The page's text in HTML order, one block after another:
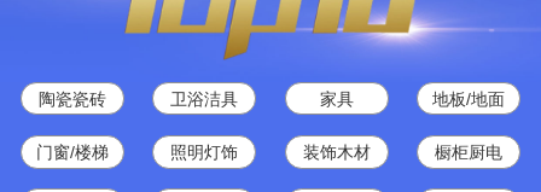
陶瓷瓷砖 卫浴洁具 家具 地板/地面
门窗/楼梯 照明灯饰 装饰木材 橱柜厨电